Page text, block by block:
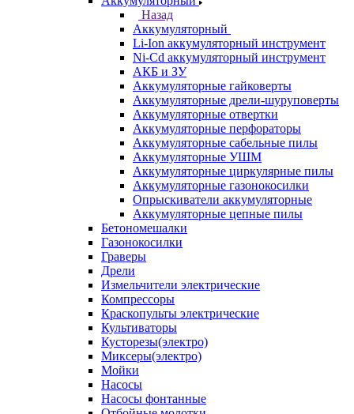
Назад
Аккумуляторный
Li-Ion аккумуляторный инструмент
Ni-Cd аккумуляторный инструмент
АКБ и ЗУ
Аккумуляторные гайковерты
Аккумуляторные дрели-шуруповерты
Аккумуляторные отвертки
Аккумуляторные перфораторы
Аккумуляторные сабельные пилы
Аккумуляторные УШМ
Аккумуляторные циркулярные пилы
Аккумуляторные газонокосилки
Опрыскиватели аккумуляторные
Аккумуляторные цепные пилы
Бетономешалки
Газонокосилки
Граверы
Дрели
Измельчители электрические
Компрессоры
Краскопульты электрические
Культиваторы
Кусторезы(электро)
Миксеры(электро)
Мойки
Насосы
Насосы фонтанные